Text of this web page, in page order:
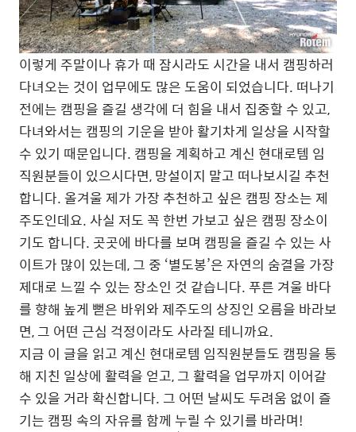
이렇게 주말이나 휴가 때 잠시라도 시간을 내서 캠핑하러
다녀오는 것이 업무에도 많은 도움이 되었습니다. 떠나기
전에는 캠핑을 즐길 생각에 더 힘을 내서 집중할 수 있고,
다녀와서는 캠핑의 기운을 받아 활기차게 일상을 시작할
수 있기 때문입니다. 캠핑을 계획하고 계신 현대로템 임
직원분들이 있으시다면, 망설이지 말고 떠나보시길 추천
합니다. 올겨울 제가 가장 추천하고 싶은 캠핑 장소는 제
주도인데요. 사실 저도 꼭 한번 가보고 싶은 캠핑 장소이
기도 합니다. 곳곳에 바다를 보며 캠핑을 즐길 수 있는 사
이트가 많이 있는데, 그 중 ‘별도봉’은 자연의 숨결을 가장
제대로 느낄 수 있는 장소인 것 같습니다. 푸른 겨울 바다
를 향해 높게 뻗은 바위와 제주도의 상징인 오름을 바라보
면, 그 어떤 근심 걱정이라도 사라질 테니까요.
지금 이 글을 읽고 계신 현대로템 임직원분들도 캠핑을 통
해 지친 일상에 활력을 얻고, 그 활력을 업무까지 이어갈
수 있을 거라 확신합니다. 그 어떤 날씨도 두려움 없이 즐
기는 캠핑 속의 자유를 함께 누릴 수 있기를 바라며!